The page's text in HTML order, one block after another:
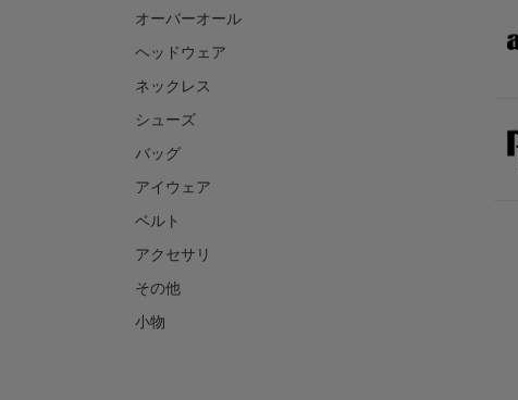
オーバーオール
ヘッドウェア
ネックレス
シューズ
バッグ
アイウェア
ベルト
アクセサリ
その他
小物